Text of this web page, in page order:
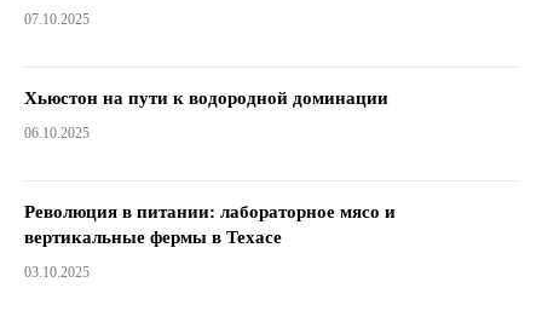
07.10.2025
Хьюстон на пути к водородной доминации
06.10.2025
Революция в питании: лабораторное мясо и
вертикальные фермы в Техасе
03.10.2025